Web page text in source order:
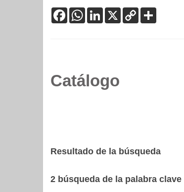
FacebookWhatsApp
LinkedIn
X Copy
Link
Catálogo
Resultado de la búsqueda
2 búsqueda de la palabra clave